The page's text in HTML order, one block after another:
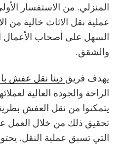
المنزلي. من الاستفسار
عملية نقل الاثاث خالية من
السهل على أصحاب الأعمال
والشقق.
يهدف فريق دينا نقل عفش
الراحة والجودة العالية
يتمكنوا من نقل العفش
تحقيق ذلك من خلال العمل
التي تسبق عملية النقل.